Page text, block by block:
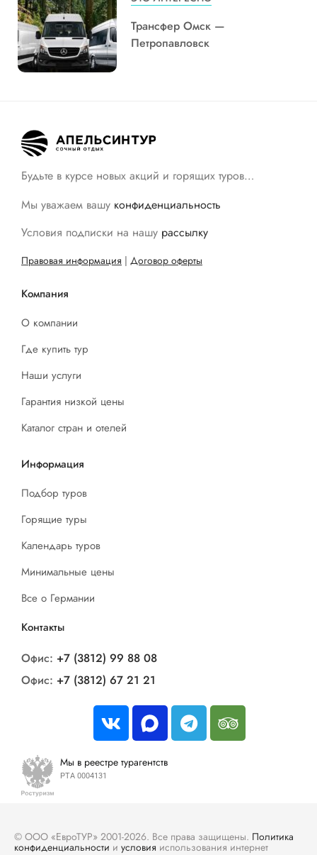
Трансфер Омск —
Петропавловск
Будьте в курсе новых акций и горящих туров…
Мы уважаем вашу конфиденциальность
Условия подписки на нашу рассылку
Правовая информация | Договор оферты
Компания
О компании
Где купить тур
Наши услуги
Гарантия низкой цены
Каталог стран и отелей
Информация
Подбор туров
Горящие туры
Календарь туров
Минимальные цены
Все о Германии
Контакты
Офис: +7 (3812) 99 88 08
Офис: +7 (3812) 67 21 21
Мы в реестре турагентств
РТА 0004131
© ООО «ЕвроТУР» 2001-2026. Все права защищены. Политика
конфиденциальности и условия использования интернет